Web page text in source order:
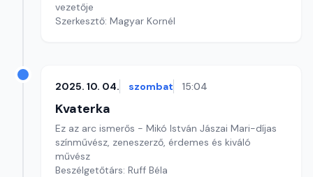
vezetője
Szerkesztő: Magyar Kornél
2025. 10. 04. szombat 15:04
Kvaterka
Ez az arc ismerős - Mikó István Jászai Mari-díjas
színművész, zeneszerző, érdemes és kiváló
művész
Beszélgetőtárs: Ruff Béla